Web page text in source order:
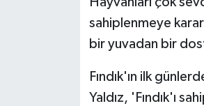
sahiplenmeye
bir yuvadan bir
Fındık'ın ilk
Yaldız, 'Fındık'ı